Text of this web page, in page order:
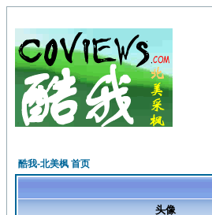
酷我-北美枫 首页
头像